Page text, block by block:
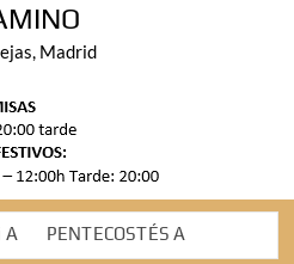
Madrid
A
PENTECOSTÉS A